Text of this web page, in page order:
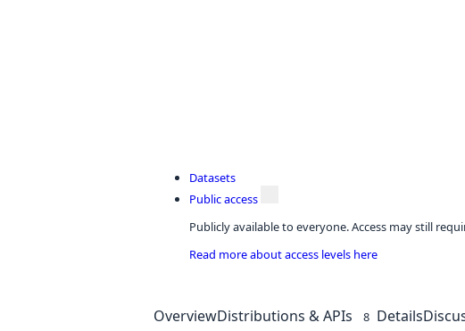
Datasets
Public access
Publicly available to everyone. Access may still
Read more about access levels here
OverviewDistributions & APIs 8 Details